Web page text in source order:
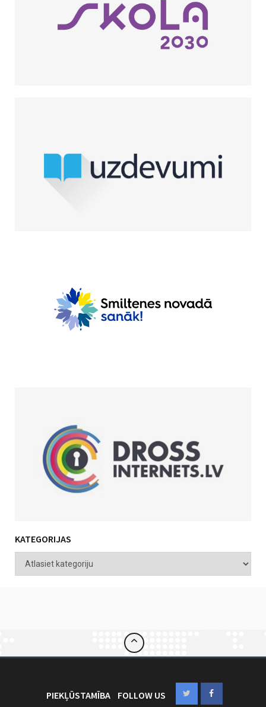
KATEGORIJAS
PIEKĻŪSTAMĪBA FOLLOW US